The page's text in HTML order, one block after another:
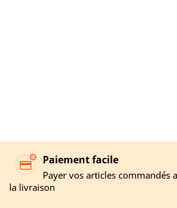
Paiement facile
Payer vos articles commandés
la livraison